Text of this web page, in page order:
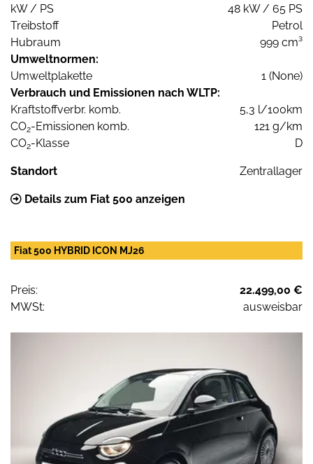
kW / PS
48 kW / 65 PS
Treibstoff
Petrol
Hubraum
999 cm³
Umweltnormen:
Umweltplakette
1 (None)
Verbrauch und Emissionen nach WLTP:
Kraftstoffverbr. komb.
5,3 l/100km
CO2-Emissionen komb.
121 g/km
CO2-Klasse D
Standort Zentrallager
Details zum Fiat 500 anzeigen
Fiat 500 HYBRID ICON MJ26
Preis:
22.499,00 €
MWSt:
ausweisbar